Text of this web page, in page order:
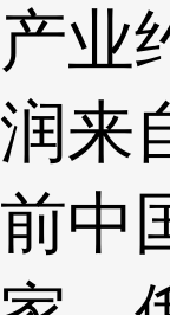
产业
润来
前中